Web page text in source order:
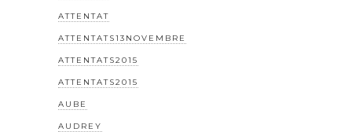
ATTENTAT
ATTENTATS13NOVEMBRE
ATTENTATS2015
ATTENTATS2015
AUBE
AUDREY